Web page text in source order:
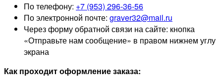
По телефону: +7 (953) 296-36-56
По электронной почте: graver32@mail.ru
Через форму обратной связи на сайте: кнопка
«Отправьте нам сообщение» в правом нижнем углу
экрана
Как проходит оформление заказа: